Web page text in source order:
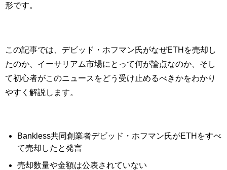
形です。
この記事では、デビッド・ホフマン氏がなぜETHを売却し
たのか、イーサリアム市場にとって何が論点なのか、そし
て初心者がこのニュースをどう受け止めるべきかをわかり
やすく解説します。
Bankless共同創業者デビッド・ホフマン氏がETHをすべ
て売却したと発言
売却数量や金額は公表されていない